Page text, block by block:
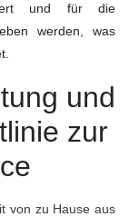
und für die
werden, was
und
zur
von zu Hause aus